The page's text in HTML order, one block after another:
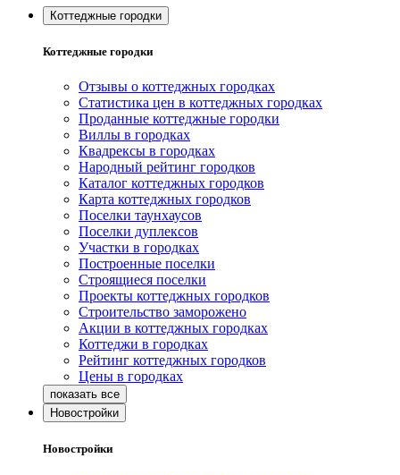
Коттеджные городки
Коттеджные городки
Отзывы о коттеджных городках
Статистика цен в коттеджных городках
Проданные коттеджные городки
Виллы в городках
Квадрексы в городках
Народный рейтинг городков
Каталог коттеджных городков
Карта коттеджных городков
Поселки таунхаусов
Поселки дуплексов
Участки в городках
Построенные поселки
Строящиеся поселки
Проекты коттеджных городков
Строительство заморожено
Акции в коттеджных городках
Коттеджи в городках
Рейтинг коттеджных городков
Цены в городках
Новостройки
Новостройки